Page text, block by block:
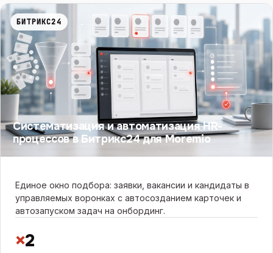
БИТРИКС24
Систематизация и автоматизация HR-
процессов в Битрикс24 для Moremio
Единое окно подбора: заявки, вакансии и кандидаты в
управляемых воронках с автосозданием карточек и
автозапуском задач на онбординг.
×2